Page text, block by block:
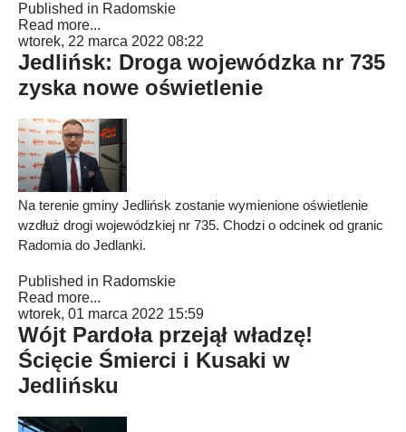
Published in Radomskie
Read more...
wtorek, 22 marca 2022 08:22
Jedlińsk: Droga wojewódzka nr 735
zyska nowe oświetlenie
Na terenie gminy Jedlińsk zostanie wymienione oświetlenie
wzdłuż drogi wojewódzkiej nr 735. Chodzi o odcinek od granic
Radomia do Jedlanki.
Published in Radomskie
Read more...
wtorek, 01 marca 2022 15:59
Wójt Pardoła przejął władzę!
Ścięcie Śmierci i Kusaki w
Jedlińsku